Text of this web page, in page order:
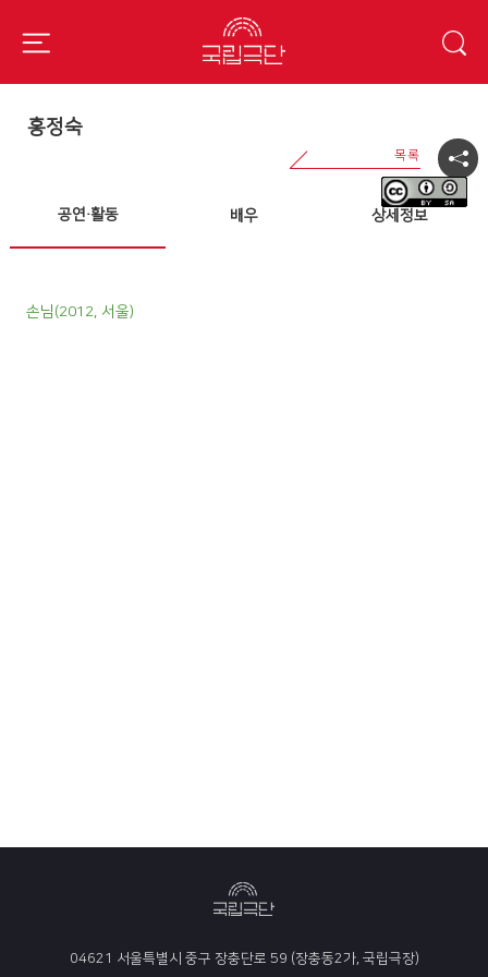
홍정숙
공연·활동 배우 상세정보
손님(2012, 서울)
04621 서울특별시 중구 장충단로 59 (장충동2가, 국립극장)